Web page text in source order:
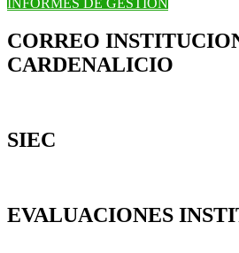
INFORMES DE GESTIÓN
CORREO
CARDENALICIO
SIEC
EVALUACIONES